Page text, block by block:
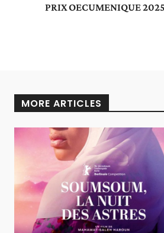
PRIX OECUMENIQUE
MORE ARTICLES